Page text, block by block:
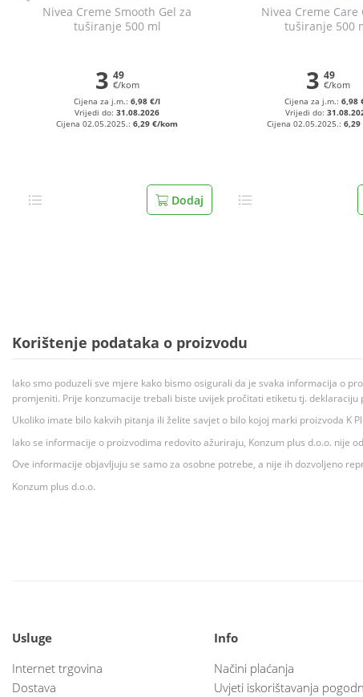
Nivea Creme Smooth Gel za
tuširanje 500 ml
3 49
€/kom
Cijena za j.m.:6,98 €/l
Vrijedi do:31.08.2026
Cijena 02.05.2025.:6,29 €/kom
Dodaj
Nivea Creme Care
tuširanje 500
3 49
€/kom
Cijena za j.m.:6,98
Vrijedi do:
Cijena 02.05.2025.:6,29
Korištenje podataka o proizvodu
Iako smo poduzeli sve mjere kako bismo osigurali da je svaka informacija o
promjeniti. Prije konzumacije trebali biste uvijek pročitati etiketu tj.
Ukoliko imate bilo kakvih pitanja ili želite savjet o bilo kojoj marki proizvoda K
Iako se informacije o proizvodima redovito ažuriraju, Konzum plus d.o.o. nije
Ove informacije objavljuju se samo za osobne potrebe, a nije ih dozvoljeno
Konzum plus d.o.o.
Usluge
Internet trgovina
Dostava
Info
Načini plaćanja
Uvjeti iskorištavanja